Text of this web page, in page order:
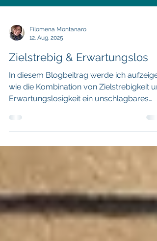
Filomena Montanaro
Zielstrebig & Erwartungslos
In diesem Blogbeitrag werde ich
wie die Kombination von Zielstrebigkeit und
Erwartungslosigkeit ein unschlagbares